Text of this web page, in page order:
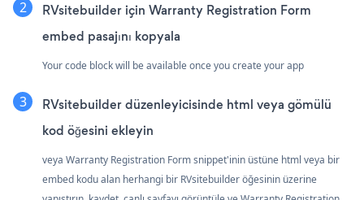
RVsitebuilder için Warranty Registration Form
embed pasajını kopyala
Your code block will be available once you create your app
RVsitebuilder düzenleyicisinde html veya gömülü
kod öğesini ekleyin
veya Warranty Registration Form snippet'inin üstüne html veya bir
embed kodu alan herhangi bir RVsitebuilder öğesinin üzerine